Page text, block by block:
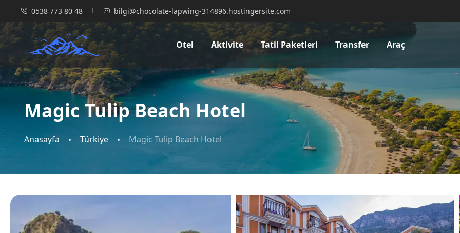
0538 773 80 48 bilgi@chocolate-lapwing-314896.hostingersite.com
Otel Aktivite Tatil Paketleri Transfer Araç
Magic Tulip Beach Hotel
Anasayfa Türkiye Magic Tulip Beach Hotel